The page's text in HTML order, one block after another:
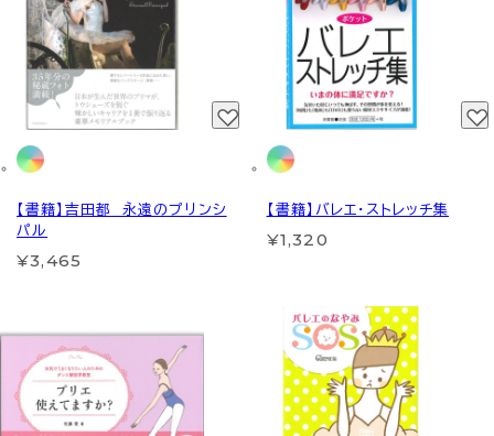
【書籍】吉田都 永遠のプリンシ
パル
¥3,465
【書籍】バレエ・ストレッチ集
¥1,320